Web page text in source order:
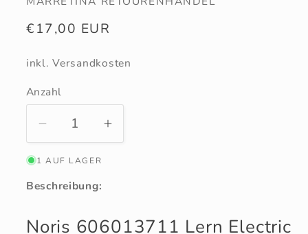
Normaler
€17,00 EUR
inkl. Versandkosten
Anzahl
Anzahl
Verringere
Menge
für
Lern
Erhöhe
Lern
1 AUF LAGER
Beschreibung:
Noris 606013711 Lern Electric